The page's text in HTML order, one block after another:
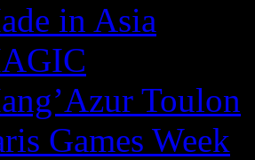
in Asia
Toulon
Games Week